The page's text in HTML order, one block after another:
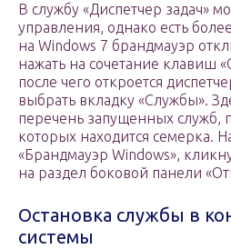
В службу «Диспетчер задач»
управления, однако есть
на Windows 7 брандмауэр
нажать на сочетание клавиш
после чего откроется
выбрать вкладку «Службы».
перечень запущенных служб,
которых находится семерка.
«Брандмауэр Windows»,
на раздел боковой панели
Остановка службы в
системы